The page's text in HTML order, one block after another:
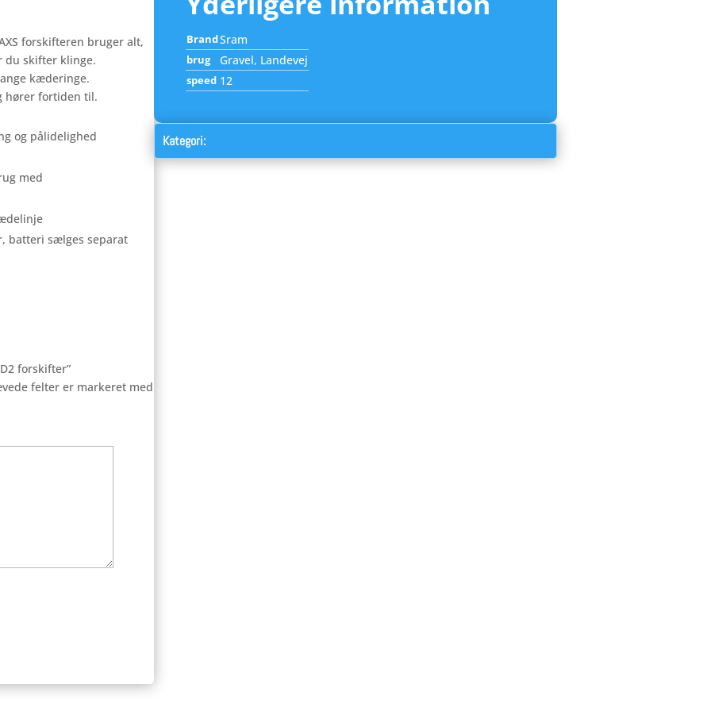
forskifteren bruger alt,
du skifter klinge.
kæderinge.
hører fortiden til.
og pålidelighed
med
batteri sælges separat
forskifter”
felter er markeret med
BrandSram
brug Gravel, Landevej
speed 12
Kategori: